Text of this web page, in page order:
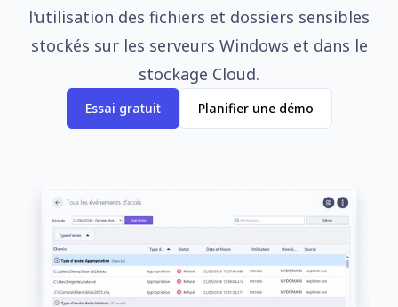
l'utilisation des fichiers et dossiers sensibles
stockés sur les serveurs Windows et dans le
stockage Cloud.
Essai gratuit Planifier une démo